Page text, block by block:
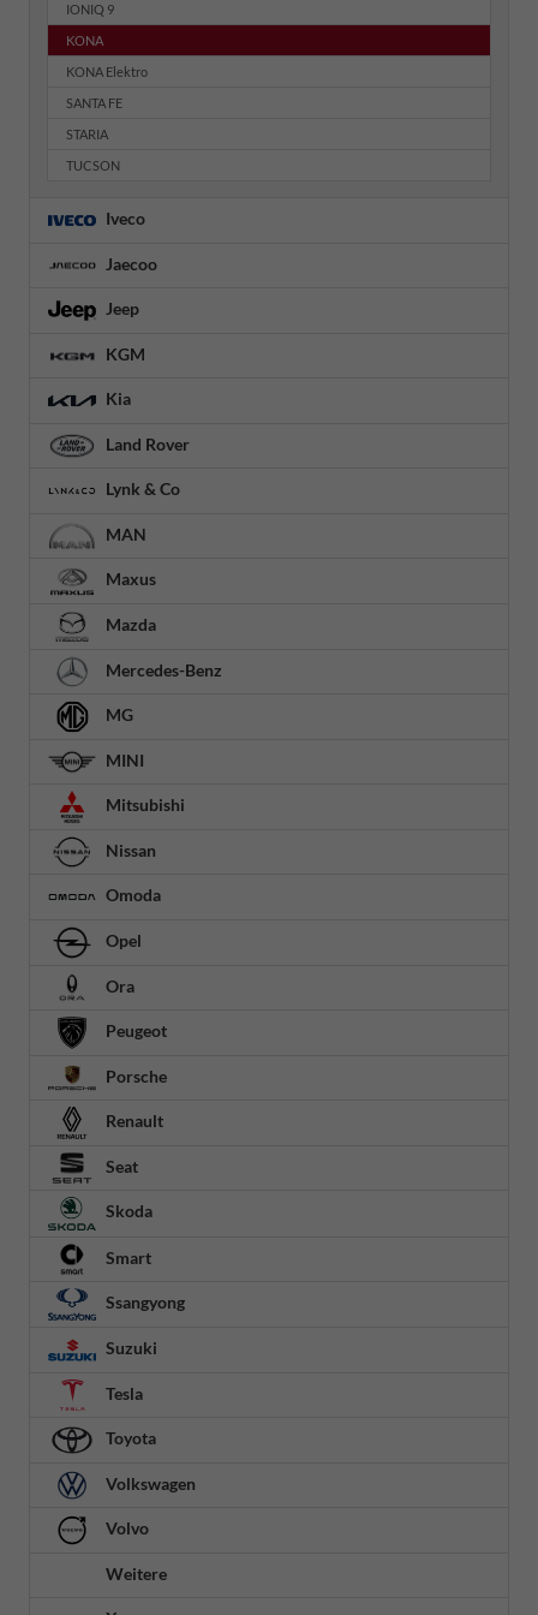
IONIQ 9
KONA
KONA Elektro
SANTA FE
STARIA
TUCSON
Iveco
Jaecoo
Jeep
KGM
Kia
Land Rover
Lynk & Co
MAN
Maxus
Mazda
Mercedes-Benz
MG
MINI
Mitsubishi
Nissan
Omoda
Opel
Ora
Peugeot
Porsche
Renault
Seat
Skoda
Smart
Ssangyong
Suzuki
Tesla
Toyota
Volkswagen
Volvo
Weitere